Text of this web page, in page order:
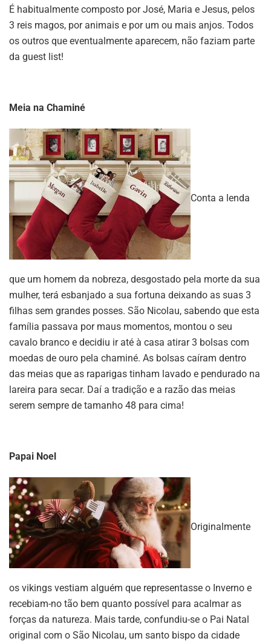
É habitualmente composto por José, Maria e Jesus, pelos
3 reis magos, por animais e por um ou mais anjos. Todos
os outros que eventualmente aparecem, não faziam parte
da guest list!
Meia na Chaminé
Conta a lenda
que um homem da nobreza, desgostado pela morte da sua
mulher, terá esbanjado a sua fortuna deixando as suas 3
filhas sem grandes posses. São Nicolau, sabendo que esta
família passava por maus momentos, montou o seu
cavalo branco e decidiu ir até à casa atirar 3 bolsas com
moedas de ouro pela chaminé. As bolsas caíram dentro
das meias que as raparigas tinham lavado e pendurado na
lareira para secar. Daí a tradição e a razão das meias
serem sempre de tamanho 48 para cima!
Papai Noel
Originalmente
os vikings vestiam alguém que representasse o Inverno e
recebiam-no tão bem quanto possível para acalmar as
forças da natureza. Mais tarde, confundiu-se o Pai Natal
original com o São Nicolau, um santo bispo da cidade